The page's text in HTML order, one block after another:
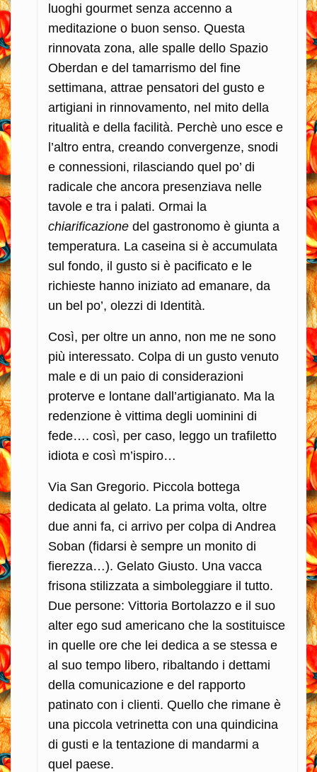
luoghi gourmet senza accenno a
meditazione o buon senso. Questa
rinnovata zona, alle spalle dello Spazio
Oberdan e del tamarrismo del fine
settimana, attrae pensatori del gusto e
artigiani in rinnovamento, nel mito della
ritualità e della facilità. Perchè uno esce e
l’altro entra, creando convergenze, snodi
e connessioni, rilasciando quel po’ di
radicale che ancora presenziava nelle
tavole e tra i palati. Ormai la
chiarificazione del gastronomo è giunta a
temperatura. La caseina si è accumulata
sul fondo, il gusto si è pacificato e le
richieste hanno iniziato ad emanare, da
un bel po’, olezzi di Identità.
Così, per oltre un anno, non me ne sono
più interessato. Colpa di un gusto venuto
male e di un paio di considerazioni
proterve e lontane dall’artigianato. Ma la
redenzione è vittima degli uominini di
fede…. così, per caso, leggo un trafiletto
idiota e così m’ispiro…
Via San Gregorio. Piccola bottega
dedicata al gelato. La prima volta, oltre
due anni fa, ci arrivo per colpa di Andrea
Soban (fidarsi è sempre un monito di
fierezza…). Gelato Giusto. Una vacca
frisona stilizzata a simboleggiare il tutto.
Due persone: Vittoria Bortolazzo e il suo
alter ego sud americano che la sostituisce
in quelle ore che lei dedica a se stessa e
al suo tempo libero, ribaltando i dettami
della comunicazione e del rapporto
patinato con i clienti. Quello che rimane è
una piccola vetrinetta con una quindicina
di gusti e la tentazione di mandarmi a
quel paese.